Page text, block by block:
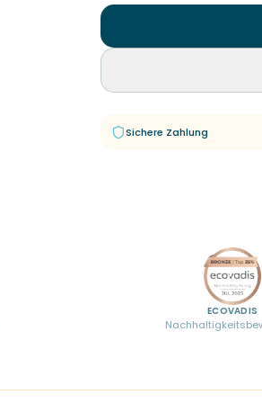
Sichere Zahlung
ECOVADIS